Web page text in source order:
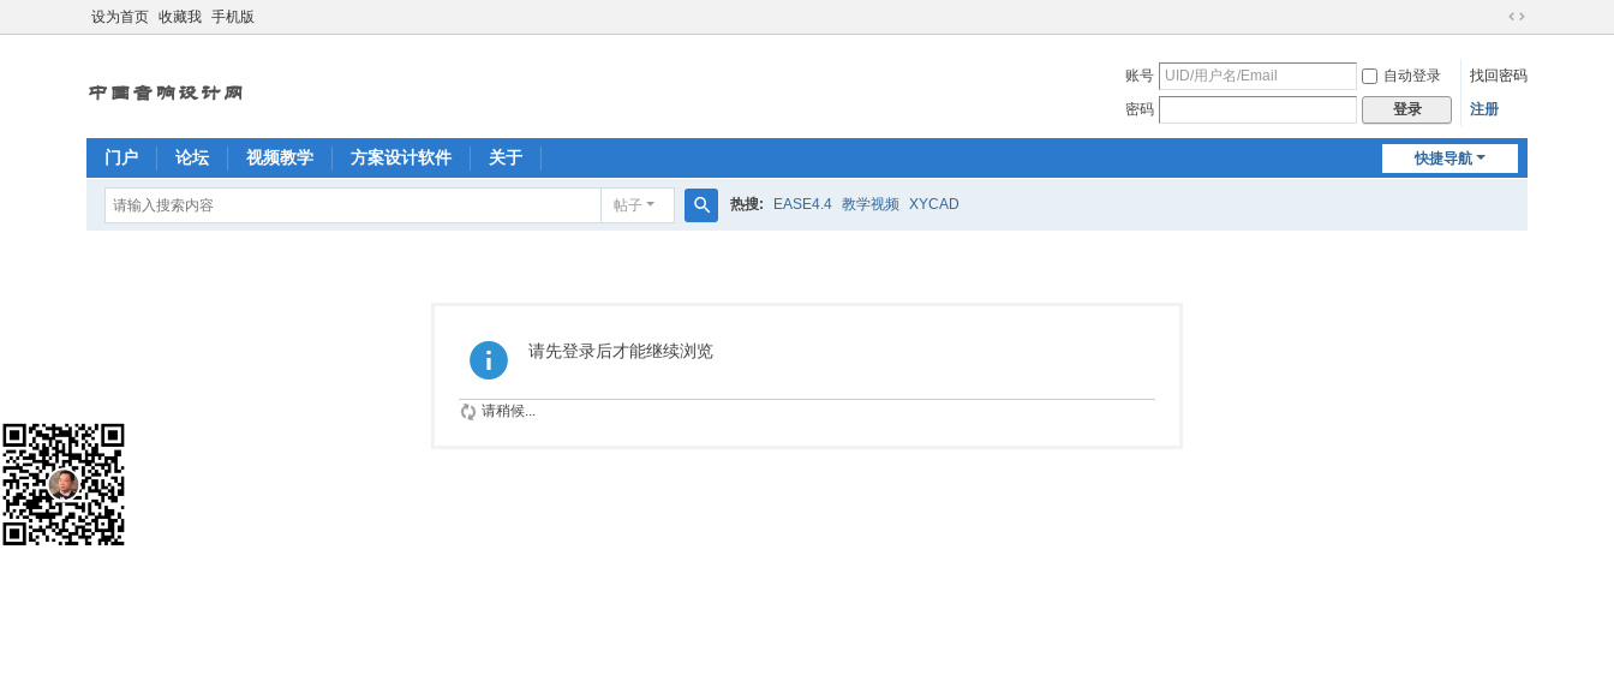
设为首页 收藏我 手机版
切
到
账号 自动登录
找回密码
密码
登录 注册
快捷导航
门户 论坛 视频教学 方案设计软件 关于
帖子 热搜: EASE4.4 教学视频 XYCAD
请先登录后才能继续浏览
请稍候...